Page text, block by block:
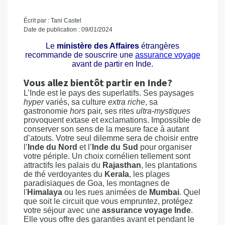
Écrit par : Tani Castel
Date de publication : 09/01/2024
Le ministère des Affaires étrangères
recommande de souscrire une assurance voyage
avant de partir en Inde.
Vous allez bientôt partir en Inde?
L’Inde est le pays des superlatifs. Ses paysages
hypervariés, sa culture extra riche, sa
gastronomie hors pair, ses rites ultra-mystiques
provoquent extase et exclamations. Impossible de
conserver son sens de la mesure face à autant
d’atouts. Votre seul dilemme sera de choisir entre
l’ Inde du Nord et l’ Inde du Sud pour organiser
votre périple. Un choix cornélien tellement sont
attractifs les palais du Rajasthan, les plantations
de thé verdoyantes du Kerala, les plages
paradisiaques de Goa, les montagnes de
l'Himalaya ou les rues animées de Mumbai. Quel
que soit le circuit que vous empruntez, protégez
votre séjour avec une assurance voyage Inde.
Elle vous offre des garanties avant et pendant le